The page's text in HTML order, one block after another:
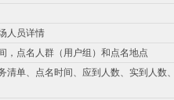
人员详情
，点名人群（用户组）和点名地点
单、点名时间、应到人数、实到人数